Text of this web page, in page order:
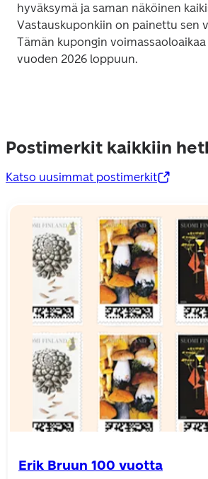
hyväksymä ja saman näköinen
Vastauskuponkiin on painettu sen
Tämän kupongin
vuoden 2026 loppuun.
Postimerkit kaikkiin
Katso uusimmat postimerkit
Erik Bruun 100 vuotta